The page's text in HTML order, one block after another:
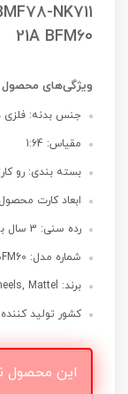
NK711
21A BFM60
ویژگی‌های محصول
جنس بدنه: فلزی
مقیاس: 1:64
بسته بندی: رو
ابعاد کارت محصول: 4.5 × 16.5 × 20.3
رده سنی: 3 سال به بالا
شماره مدل: BMF78-NK711 21A BFM60
برند: Hot Wheels, Mattel
کشور تولید
این محصول